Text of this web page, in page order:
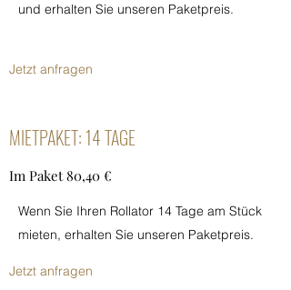
und erhalten Sie unseren Paketpreis.
Jetzt anfragen
MIETPAKET: 14 TAGE
Im Paket 80,40 €
Wenn Sie Ihren Rollator 14 Tage am Stück
mieten, erhalten Sie unseren Paketpreis.
Jetzt anfragen